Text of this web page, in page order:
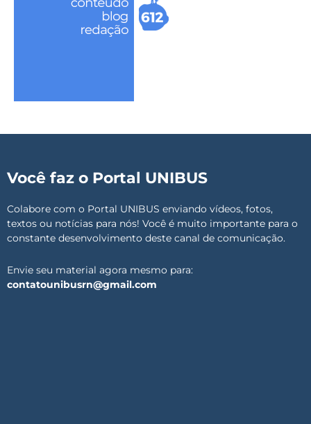
Você faz o Portal UNIBUS
Colabore com o Portal UNIBUS enviando vídeos, fotos,
textos ou notícias para nós! Você é muito importante para o
constante desenvolvimento deste canal de comunicação.
Envie seu material agora mesmo para:
contatounibusrn@gmail.com